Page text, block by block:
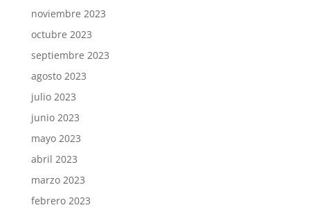
noviembre 2023
octubre 2023
septiembre 2023
agosto 2023
julio 2023
junio 2023
mayo 2023
abril 2023
marzo 2023
febrero 2023